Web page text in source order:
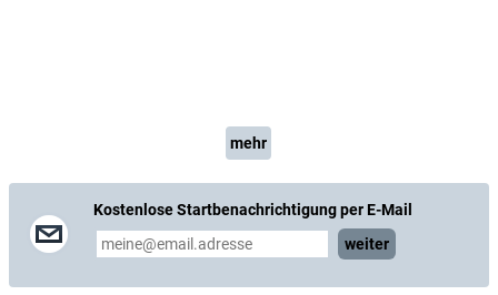
mehr
Kostenlose Startbenachrichtigung per E-Mail
weiter